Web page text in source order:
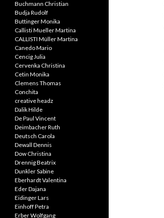
Buchmann Christian
Budja Rudolf
Buttinger Monika
Callisti Mueller Martina
CALLISTI Müller Martina
Canedo Mario
Cencig Julia
Cervenka Christina
Cetin Monika
Clemens Thomas
Conchita
creative headz
Dalik Hilde
De Paul Vincent
Deimbacher Ruth
Deutsch Carola
Dewall Dennis
Dow Christina
Drennig Beatrix
Dunkler Sabine
Eberhardt Valentina
Eder Dajana
Eidinger Lars
Einhoff Petra
Erber Wolfgang